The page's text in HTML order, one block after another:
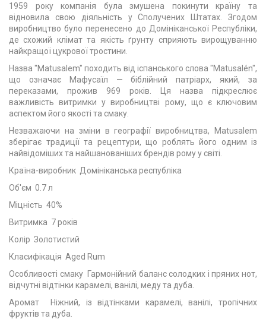
1959 року компанія була змушена покинути країну та
відновила свою діяльність у Сполучених Штатах. Згодом
виробництво було перенесено до Домініканської Республіки,
де схожий клімат та якість ґрунту сприяють вирощуванню
найкращої цукрової тростини.
Назва "Matusalem" походить від іспанського слова "Matusalén",
що означає Мафусаїл — біблійний патріарх, який, за
переказами, прожив 969 років. Ця назва підкреслює
важливість витримки у виробництві рому, що є ключовим
аспектом його якості та смаку.
Незважаючи на зміни в географії виробництва, Matusalem
зберігає традиції та рецептури, що роблять його одним із
найвідоміших та найшанованіших брендів рому у світі.
Країна-виробник Домініканська республіка
Об'єм 0.7 л
Міцність 40%
Витримка 7 років
Колір Золотистий
Класифікація Aged Rum
Особливості смаку Гармонійний баланс солодких і пряних нот,
відчутні відтінки карамелі, ванілі, меду та дуба.
Аромат Ніжний, із відтінками карамелі, ванілі, тропічних
фруктів та дуба.